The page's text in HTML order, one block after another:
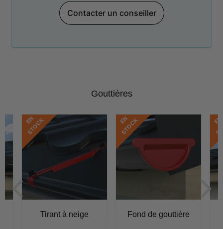
Contacter un conseiller
Gouttières
E
N
S
T
O
C
K
Tirant à neige
E
N
S
T
O
C
K
Fond de gouttière
E
N
S
T
O
C